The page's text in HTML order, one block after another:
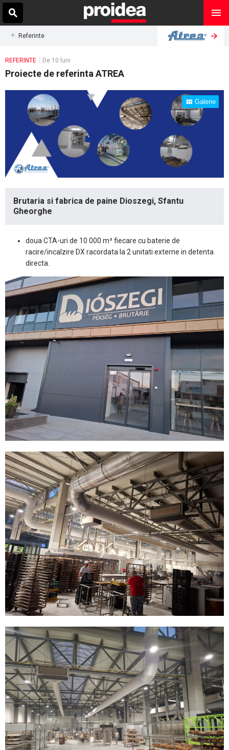
Referinte
REFERINTE De 10 luni
Proiecte de referinta ATREA
Galerie
Brutaria si fabrica de paine Dioszegi, Sfantu
Gheorghe
doua CTA-uri de 10 000 m³ fiecare cu baterie de
racire/incalzire DX racordata la 2 unitati externe in detenta
directa.